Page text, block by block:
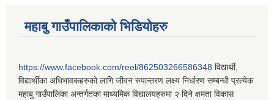
महाबु गाउँपालिकाको भिडियोहरु
https://www.facebook.com/reel/862503266586348 विद्यार्थी,
विद्यार्थीका अधिभावकहरुको लागि जीवन रुपान्तरण लक्ष्य निर्धारण सम्बन्धी प्रत्येक
महाबु गाउँपालिका अन्तर्गतका माध्यमिक विद्यालयहरुमा २ दिने क्षमता विकास